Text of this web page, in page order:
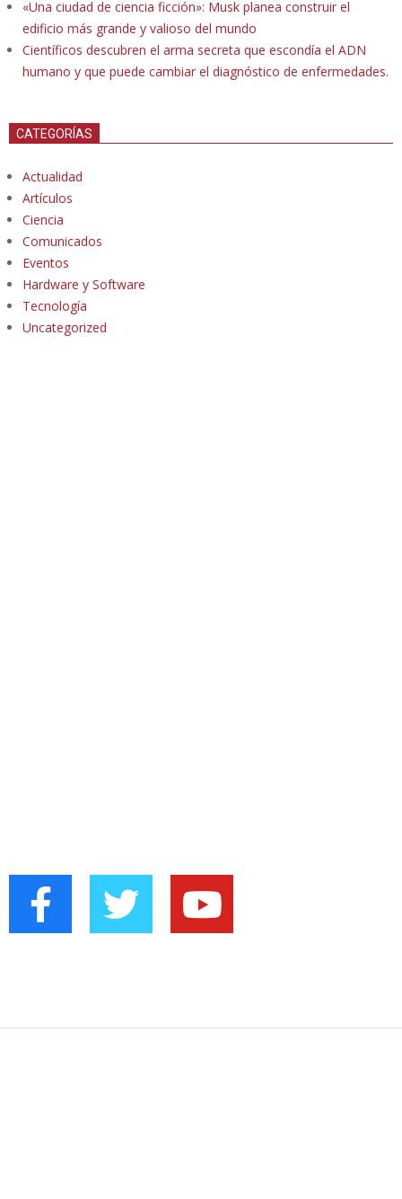
«Una ciudad de ciencia ficción»: Musk planea construir el
edificio más grande y valioso del mundo
Científicos descubren el arma secreta que escondía el ADN
humano y que puede cambiar el diagnóstico de enfermedades.
CATEGORÍAS
Actualidad
Artículos
Ciencia
Comunicados
Eventos
Hardware y Software
Tecnología
Uncategorized